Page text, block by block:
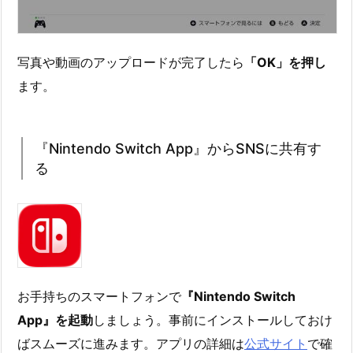
写真や動画のアップロードが完了したら 「OK」を押し
ます。
『Nintendo Switch App』からSNSに共有す
る
お手持ちのスマートフォンで『Nintendo Switch
App』を起動しましょう。事前にインストールしておけ
ばスムーズに進みます。アプリの詳細は公式サイト で確